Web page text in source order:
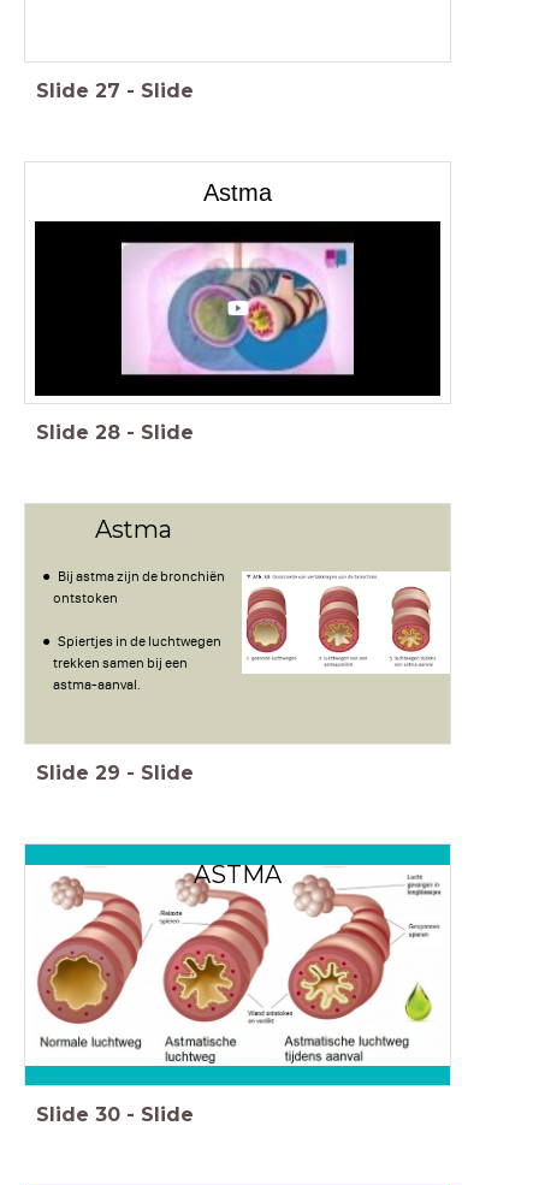
Slide 27 - Slide
Astma
Slide 28 - Slide
Astma
Bij astma zijn de bronchiën
ontstoken
Spiertjes in de luchtwegen
trekken samen bij een
astma-aanval.
Slide 29 - Slide
ASTMA
Slide 30 - Slide